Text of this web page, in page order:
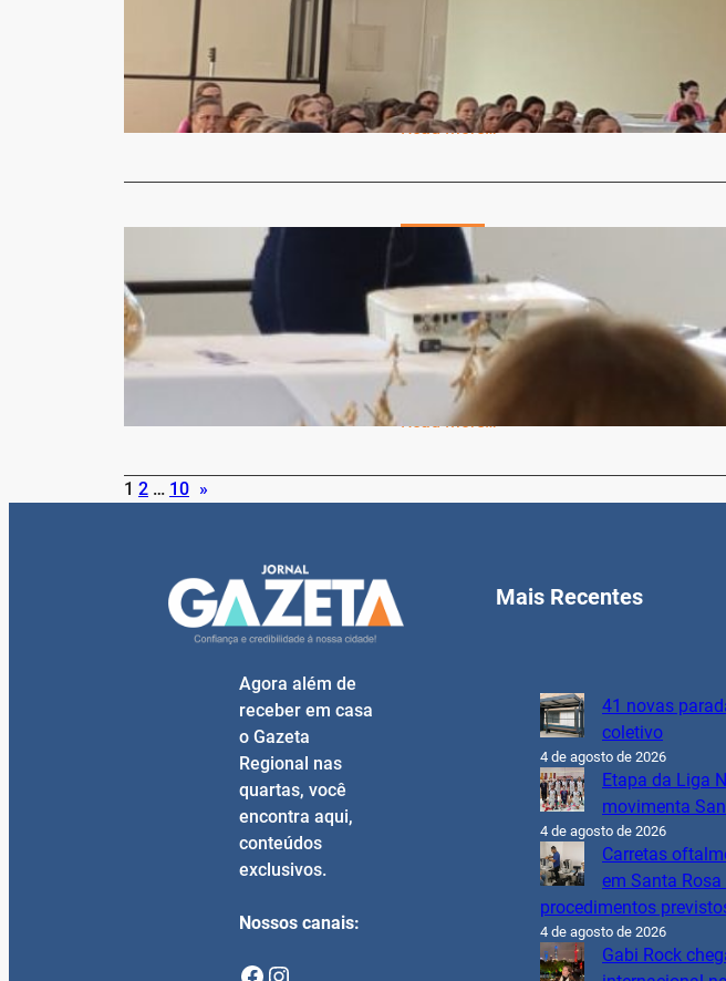
A qualificação contínua de quem atua
pilares para garantir…
Read More…
Agricultura
Festival de Pratos Derivados de
Rosa rumo à Fenasoja 2026
Micheli Armanje 10 de dezembro de 2025
O tradicional Festival de Pratos
região de Santa Rosa…
Read More…
1 2 … 10 »
Agora além de
receber em casa
o Gazeta
Regional nas
quartas, você
encontra aqui,
conteúdos
exclusivos.
Nossos canais:
Mais Recentes
41 novas
coletivo
4 de agosto de 2026
Etapa da Liga
movimenta
4 de agosto de 2026
Carretas
em Santa
procedimentos
4 de agosto de 2026
Gabi Rock